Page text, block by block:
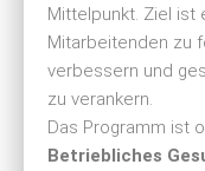
Mittelpunkt. Ziel ist
Mitarbeitenden zu
verbessern und
zu verankern.
Das Programm ist
Betriebliches